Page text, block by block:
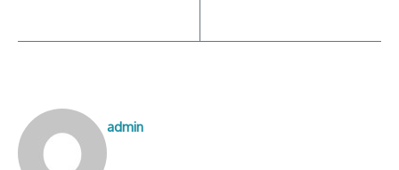
admin